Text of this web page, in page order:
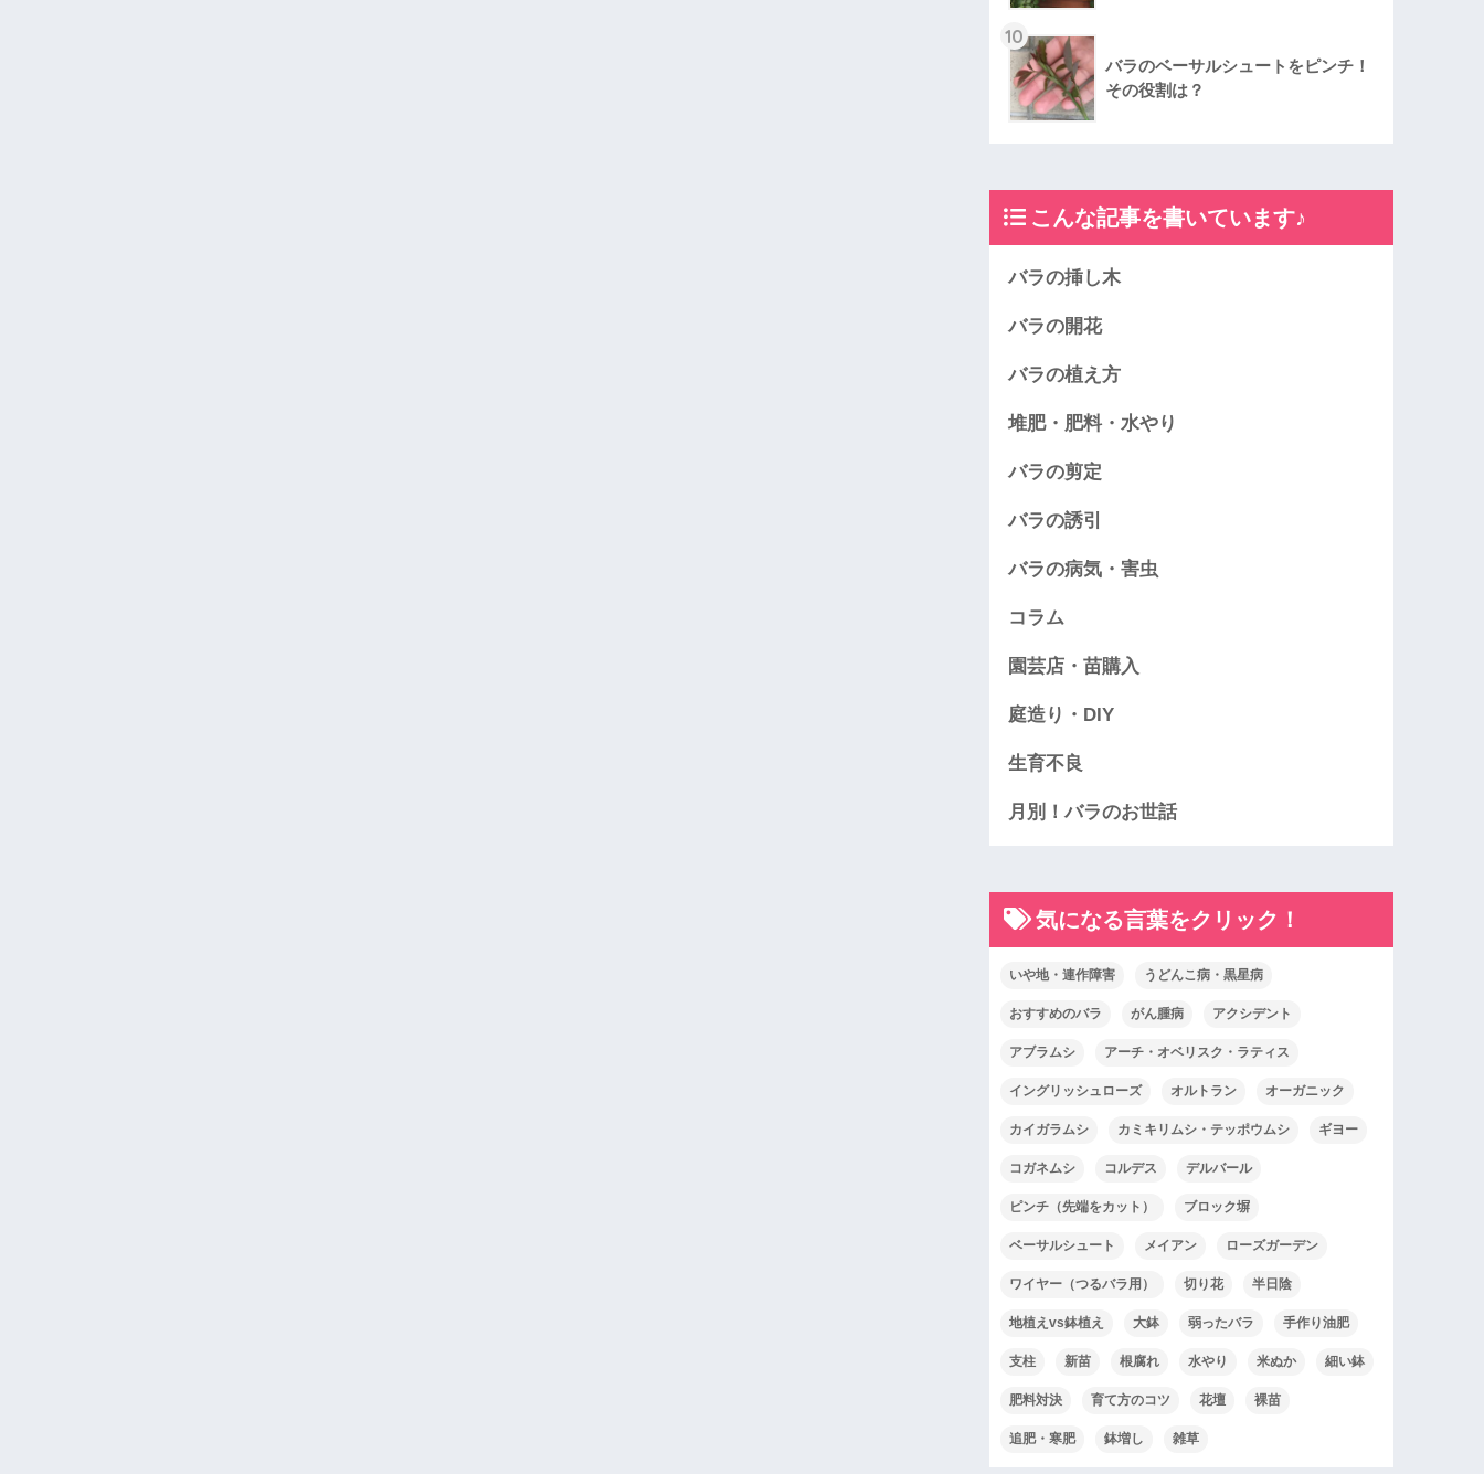
10
バラのベーサルシュートをピンチ！
その役割は？
こんな記事を書いています♪
バラの挿し木
バラの開花
バラの植え方
堆肥・肥料・水やり
バラの剪定
バラの誘引
バラの病気・害虫
コラム
園芸店・苗購入
庭造り・DIY
生育不良
月別！バラのお世話
気になる言葉をクリック！
いや地・連作障害 うどんこ病・黒星病
おすすめのバラ がん腫病 アクシデント
アブラムシ アーチ・オベリスク・ラティス
イングリッシュローズ オルトラン オーガニック
カイガラムシ カミキリムシ・テッポウムシ ギヨー
コガネムシ コルデス デルバール
ピンチ（先端をカット） ブロック塀
ベーサルシュート メイアン ローズガーデン
ワイヤー（つるバラ用） 切り花 半日陰
地植えvs鉢植え 大鉢 弱ったバラ 手作り油肥
支柱 新苗 根腐れ 水やり 米ぬか 細い鉢
肥料対決 育て方のコツ 花壇 裸苗
追肥・寒肥 鉢増し 雑草